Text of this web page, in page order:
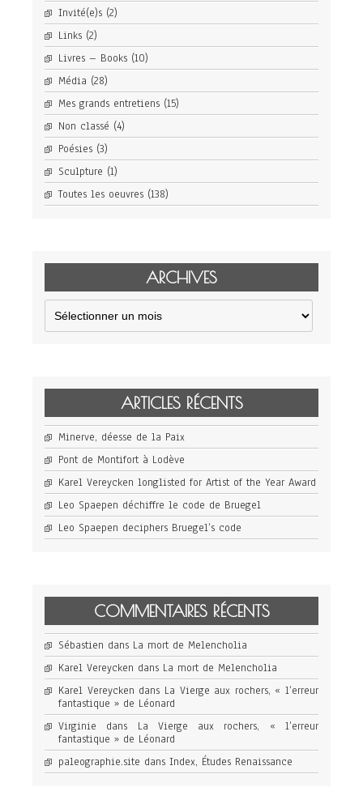
Invité(e)s (2)
Links (2)
Livres – Books (10)
Média (28)
Mes grands entretiens (15)
Non classé (4)
Poésies (3)
Sculpture (1)
Toutes les oeuvres (138)
ARCHIVES
Archives
ARTICLES RÉCENTS
Minerve, déesse de la Paix
Pont de Montifort à Lodève
Karel Vereycken longlisted for Artist of the Year Award
Leo Spaepen déchiffre le code de Bruegel
Leo Spaepen deciphers Bruegel’s code
COMMENTAIRES RÉCENTS
Sébastien dans La mort de Melencholia
Karel Vereycken dans La mort de Melencholia
Karel Vereycken dans La Vierge aux rochers, « l’erreur
fantastique » de Léonard
Virginie dans La Vierge aux rochers, « l’erreur
fantastique » de Léonard
paleographie.site dans Index, Études Renaissance